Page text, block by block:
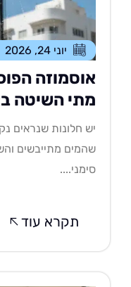
יוני 24, 2026
הפוכה
השיטה באמת
חלונות שנראים נקיים
מתייבשים והשמש
תקרא עוד